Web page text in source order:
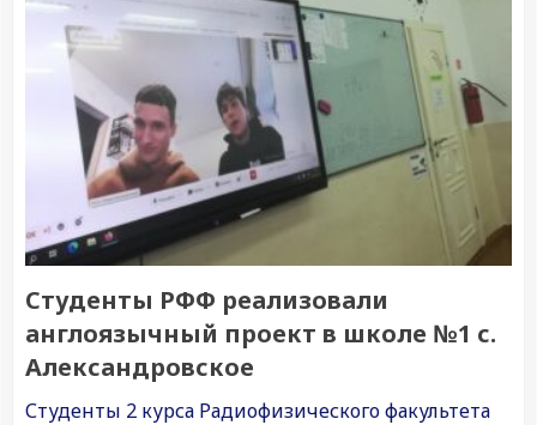
Студенты РФФ реализовали
англоязычный проект в школе №1 с.
Александровское
Студенты 2 курса Радиофизического факультета